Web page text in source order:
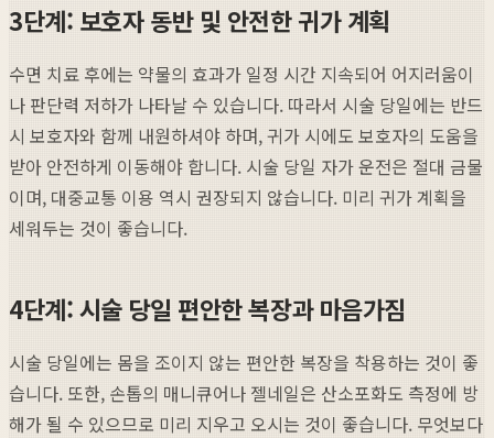
3단계: 보호자 동반 및 안전한 귀가 계획
수면 치료 후에는 약물의 효과가 일정 시간 지속되어 어지러움이
나 판단력 저하가 나타날 수 있습니다. 따라서 시술 당일에는 반드
시 보호자와 함께 내원하셔야 하며, 귀가 시에도 보호자의 도움을
받아 안전하게 이동해야 합니다. 시술 당일 자가 운전은 절대 금물
이며, 대중교통 이용 역시 권장되지 않습니다. 미리 귀가 계획을
세워두는 것이 좋습니다.
4단계: 시술 당일 편안한 복장과 마음가짐
시술 당일에는 몸을 조이지 않는 편안한 복장을 착용하는 것이 좋
습니다. 또한, 손톱의 매니큐어나 젤네일은 산소포화도 측정에 방
해가 될 수 있으므로 미리 지우고 오시는 것이 좋습니다. 무엇보다